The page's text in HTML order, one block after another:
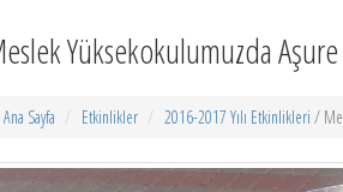
Yüksekokulumuzda
Ana Sayfa Etkinlikler 2016-2017 Yılı Etkinlikleri /